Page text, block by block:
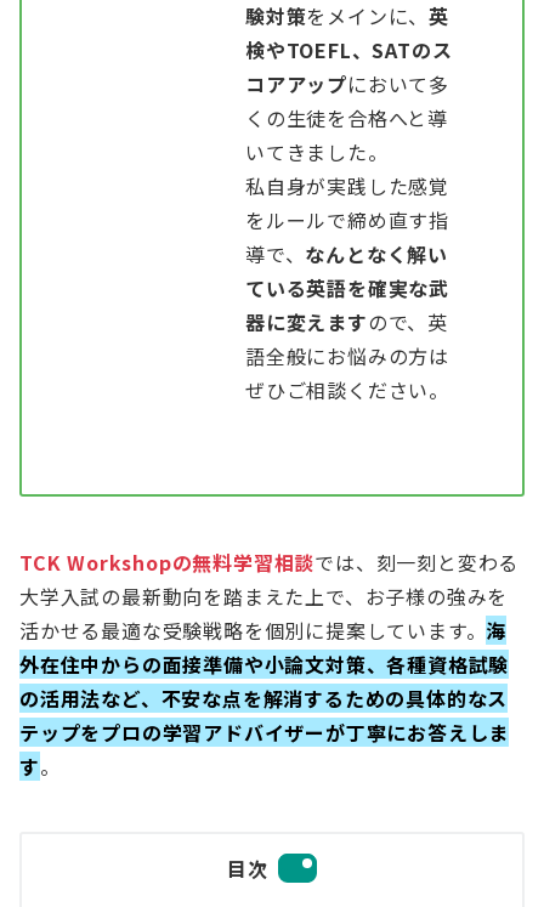
験対策をメインに、英
検やTOEFL、SATのス
コアアップにおいて多
くの生徒を合格へと導
いてきました。
私自身が実践した感覚
をルールで締め直す指
導で、 なんとなく解い
ている英語を確実な武
器に変えますので、英
語全般にお悩みの方は
ぜひご相談ください。
TCK Workshopの無料学習相談では、刻一刻と変わる
大学入試の最新動向を踏まえた上で、お子様の強みを
活かせる最適な受験戦略を個別に提案しています。 海
外在住中からの面接準備や小論文対策、各種資格試験
の活用法など、不安な点を解消するための具体的なス
テップをプロの学習アドバイザーが丁寧にお答えしま
す。
目次